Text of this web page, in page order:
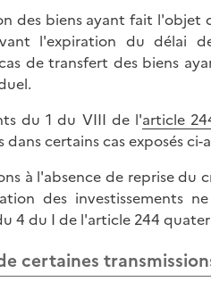
des biens ayant fait
l'expiration du délai
de transfert des biens
du 1 du VIII de l'article
certains cas exposés ci-
à l'absence de reprise
des investissements
4 du I de l'article 244
certaines